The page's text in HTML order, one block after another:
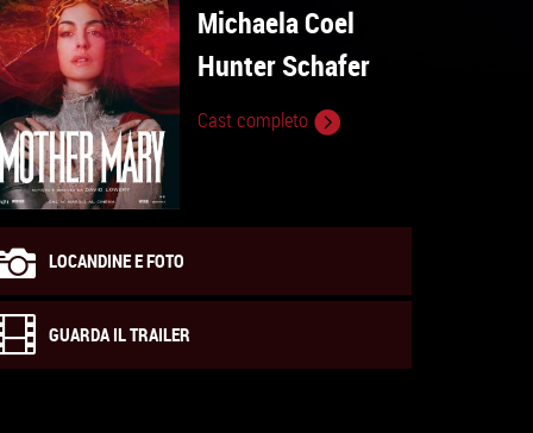
Michaela Coel
Hunter Schafer
Cast completo
LOCANDINE E FOTO
GUARDA IL TRAILER